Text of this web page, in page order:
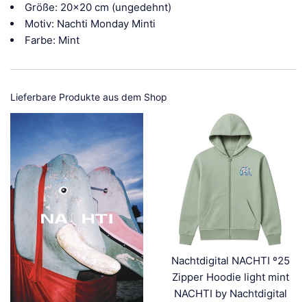
Größe: 20x20 cm (ungedehnt)
Motiv: Nachti Monday Minti
Farbe: Mint
Lieferbare Produkte aus dem Shop
Nachtdigital NACHTI º25
Zipper Hoodie light mint
NACHTI by Nachtdigital